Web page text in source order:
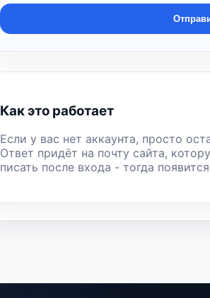
Как это работает
Если у вас нет аккаунта, просто
Ответ придёт на почту сайта,
писать после входа - тогда